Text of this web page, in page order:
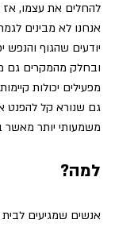
להחלים את עצמו, אז
אנחנו לא מבינים
יודעים שהגוף
ובחלק מהמקרים גם
מפעילים יכולות
גם שנורא קל להפנט
משמעותי יותר מאשר
למה?
אנשים שמגיעים